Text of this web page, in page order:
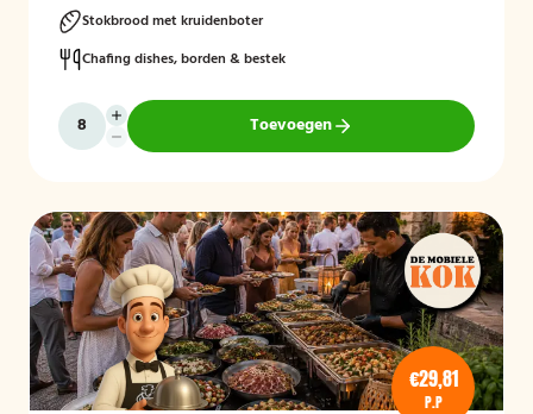
Stokbrood met kruidenboter
Chafing dishes, borden & bestek
Toevoegen
€29,81
P.P